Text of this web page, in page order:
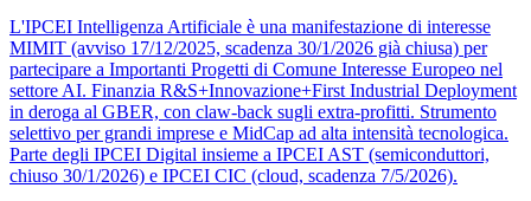
L'IPCEI Intelligenza Artificiale è una manifestazione di interesse
MIMIT (avviso 17/12/2025, scadenza 30/1/2026 già chiusa) per
partecipare a Importanti Progetti di Comune Interesse Europeo nel
settore AI. Finanzia R&S+Innovazione+First Industrial Deployment
in deroga al GBER, con claw-back sugli extra-profitti. Strumento
selettivo per grandi imprese e MidCap ad alta intensità tecnologica.
Parte degli IPCEI Digital insieme a IPCEI AST (semiconduttori,
chiuso 30/1/2026) e IPCEI CIC (cloud, scadenza 7/5/2026).